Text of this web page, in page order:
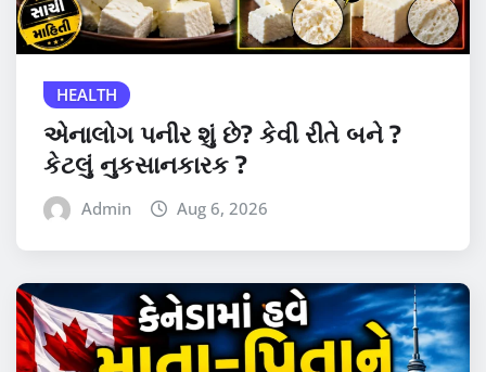
HEALTH
એનાલોગ પનીર શું છે? કેવી રીતે બને ?
કેટલું નુકસાનકારક ?
Admin Aug 6, 2026